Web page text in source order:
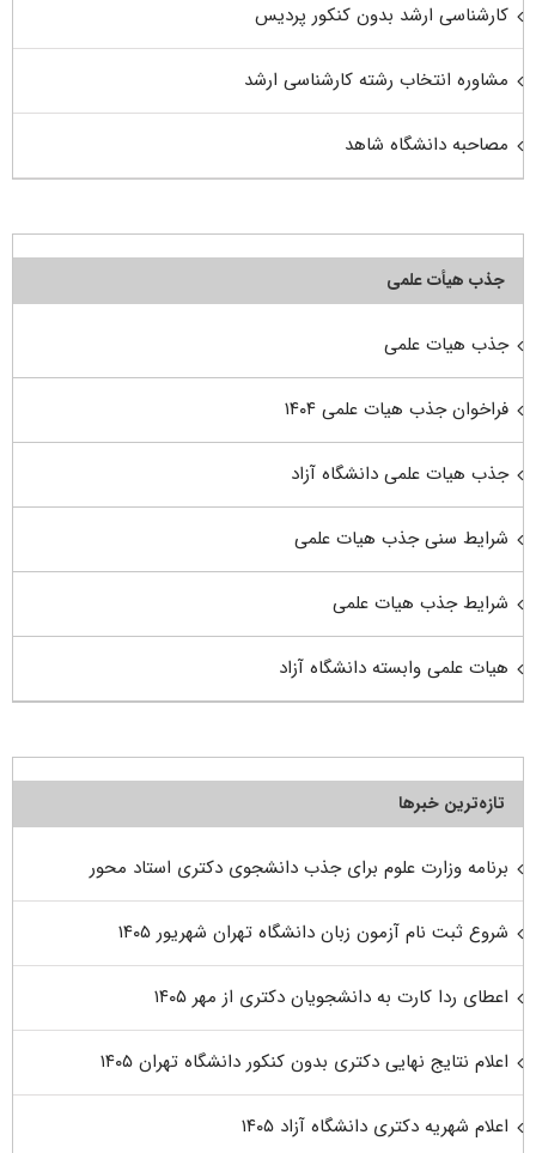
کارشناسی ارشد بدون کنکور پردیس
مشاوره انتخاب رشته کارشناسی ارشد
مصاحبه دانشگاه شاهد
جذب هیأت علمی
جذب هیات علمی
فراخوان جذب هیات علمی ۱۴۰۴
جذب هیات علمی دانشگاه آزاد
شرایط سنی جذب هیات علمی
شرایط جذب هیات علمی
هیات علمی وابسته دانشگاه آزاد
تازه‌ترین خبرها
برنامه وزارت علوم برای جذب دانشجوی دکتری استاد محور
شروع ثبت نام آزمون زبان دانشگاه تهران شهریور ۱۴۰۵
اعطای ردا کارت به دانشجویان دکتری از مهر ۱۴۰۵
اعلام نتایج نهایی دکتری بدون کنکور دانشگاه تهران ۱۴۰۵
اعلام شهریه دکتری دانشگاه آزاد ۱۴۰۵